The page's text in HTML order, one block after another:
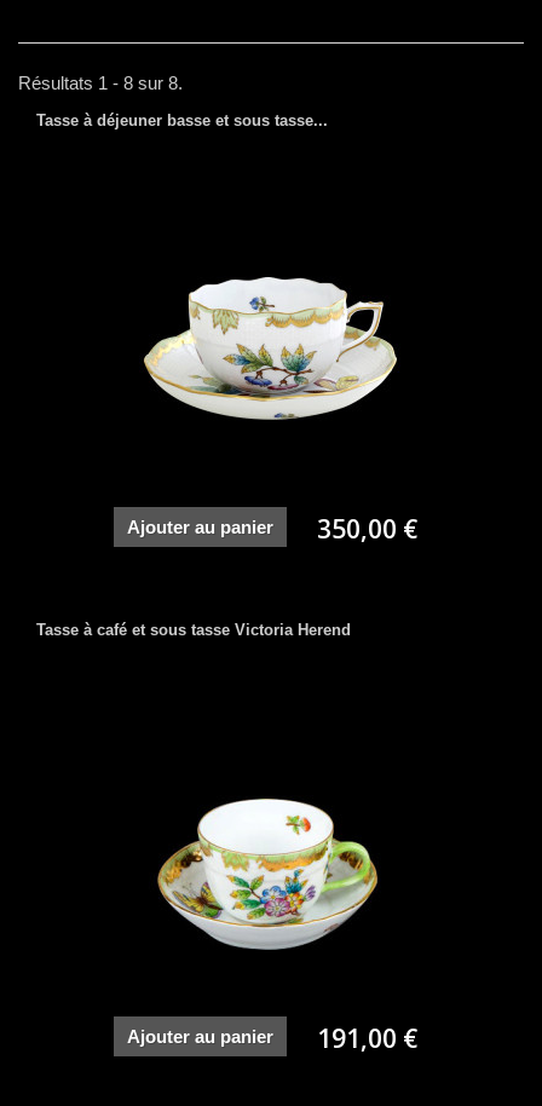
Résultats 1 - 8 sur 8.
Tasse à déjeuner basse et sous tasse...
Ajouter au panier 350,00 €
Tasse à café et sous tasse Victoria Herend
Ajouter au panier 191,00 €